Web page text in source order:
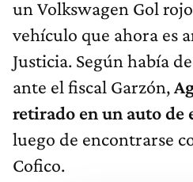
un Volkswagen Gol
vehículo que ahora es
Justicia. Según había
ante el fiscal Garzón,
retirado en un auto de
luego de encontrarse
Cofico.